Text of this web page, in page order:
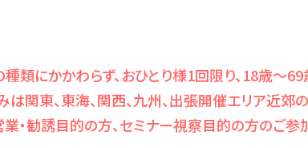
類にかかわらず、おひとり様1回限り、18歳～69
関東、東海、関西、九州、出張開催エリア近郊
・勧誘目的の方、セミナー視察目的の方のご参